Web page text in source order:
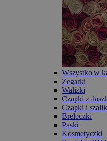
Wszystko w
Zegarki
Walizki
Czapki z
Czapki i
Breloczki
Paski
Kosmetyczki